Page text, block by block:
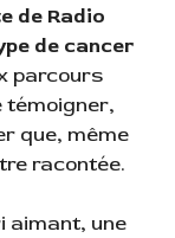
de Radio
de cancer
parcours
témoigner,
que, même
racontée.
aimant, une